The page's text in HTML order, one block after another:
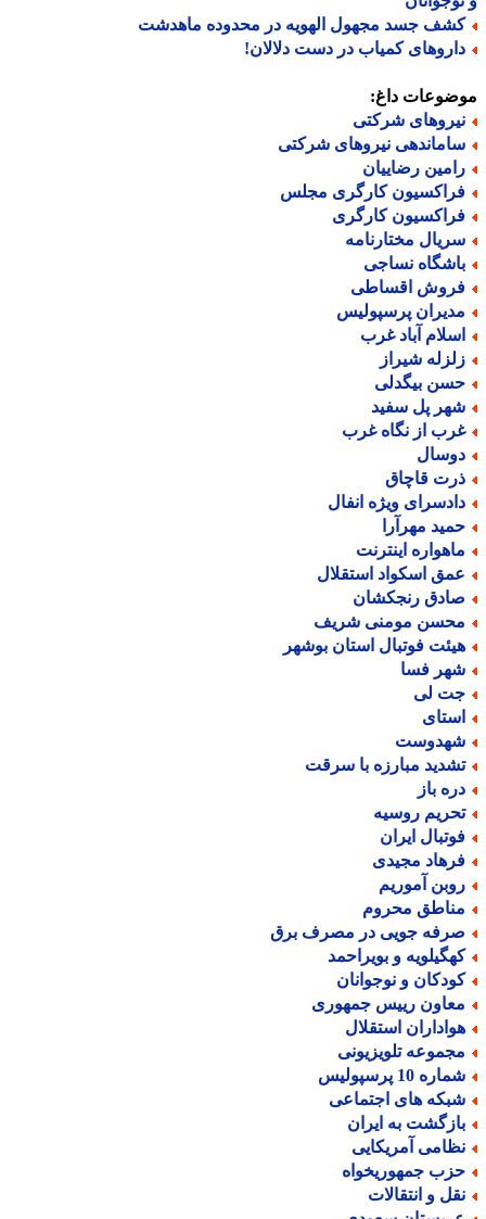
جسد مجهول الهویه در محدوده ماهدشت
کمیاب در دست دلالان!
داغ:
شرکتی
نیروهای شرکتی
رضاییان
کارگری مجلس
کارگری
مختارنامه
نساجی
اقساطی
پرسپولیس
آباد غرب
شیراز
بیگدلی
پل سفید
از نگاه غرب
قاچاق
ویژه انفال
مهرآرا
اینترنت
اسکواد استقلال
رنجکشان
مومنی شریف
فوتبال استان بوشهر
فسا
لی
مبارزه با سرقت
باز
روسیه
ایران
مجیدی
آموریم
محروم
جویی در مصرف برق
و بویراحمد
و نوجوانان
رییس جمهوری
استقلال
تلویزیونی
10 پرسپولیس
های اجتماعی
به ایران
آمریکایی
جمهوریخواه
و انتقالات